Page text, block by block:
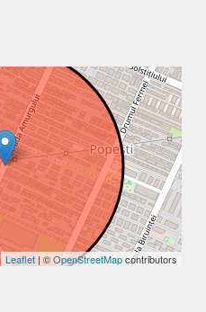
Leaflet | ©OpenStreetMapcontributors